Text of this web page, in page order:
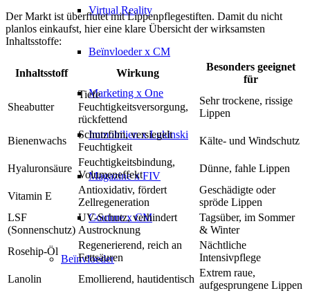
Virtual Reality
Beïnvloeder x CM
Marketing x One
Immobilien x Lukinski
Magazine x FIV
Couture x CM
Beïnvloeder
Der Markt ist überflutet mit Lippenpflegestiften. Damit du nicht
planlos einkaufst, hier eine klare Übersicht der wirksamsten
Inhaltsstoffe:
Inhaltsstoff Wirkung
Besonders geeignet
für
Sheabutter
Tiefe
Feuchtigkeitsversorgung,
rückfettend
Sehr trockene, rissige
Lippen
Bienenwachs
Schutzfilm, versiegelt
Feuchtigkeit
Kälte- und Windschutz
Hyaluronsäure
Feuchtigkeitsbindung,
Volumeneffekt
Dünne, fahle Lippen
Vitamin E
Antioxidativ, fördert
Zellregeneration
Geschädigte oder
spröde Lippen
LSF
(Sonnenschutz)
UV-Schutz, verhindert
Austrocknung
Tagsüber, im Sommer
& Winter
Rosehip-Öl
Regenerierend, reich an
Fettsäuren
Nächtliche
Intensivpflege
Lanolin
Emollierend, hautidentisch
Extrem raue,
aufgesprungene Lippen